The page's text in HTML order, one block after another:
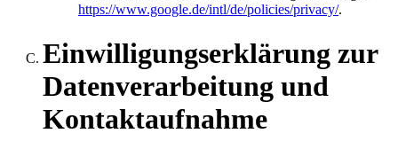
https://www.google.de/intl/de/policies/privacy/.
Einwilligungserklärung zur
Datenverarbeitung und
Kontaktaufnahme